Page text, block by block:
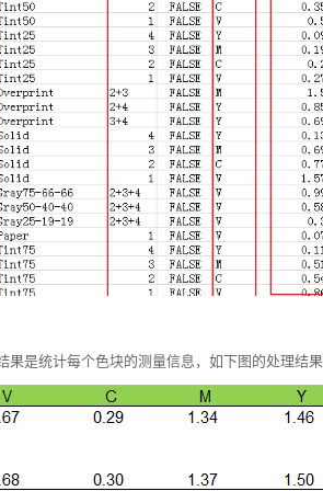
果是统计每个色块的测量信息，如下图的处理结